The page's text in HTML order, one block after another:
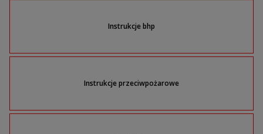
Instrukcje bhp
Instrukcje przeciwpożarowe